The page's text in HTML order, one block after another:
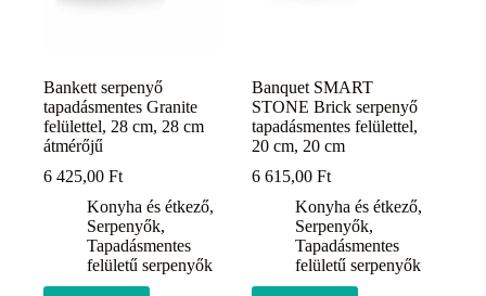
Bankett serpenyő
tapadásmentes Granite
felülettel, 28 cm, 28 cm
átmérőjű
6 425,00 Ft
Konyha és étkező,
Serpenyők,
Tapadásmentes
felületű serpenyők
Banquet SMART
STONE Brick serpenyő
tapadásmentes felülettel,
20 cm, 20 cm
6 615,00Ft
Konyha és étkező,
Serpenyők,
Tapadásmentes
felületű serpenyők